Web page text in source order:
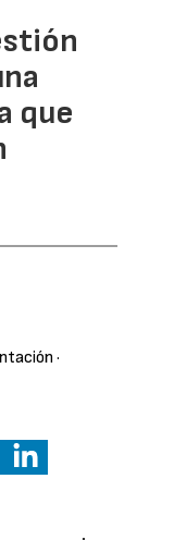
que
·